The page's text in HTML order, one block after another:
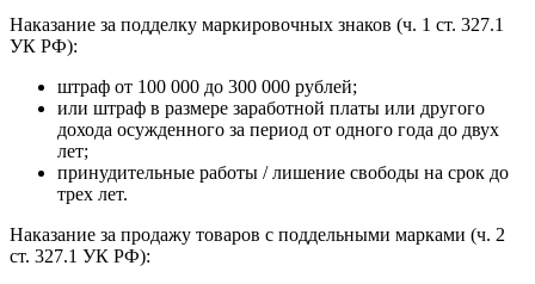
Наказание за подделку маркировочных знаков (ч. 1 ст. 327.1
УК РФ):
штраф от 100 000 до 300 000 рублей;
или штраф в размере заработной платы или другого
дохода осужденного за период от одного года до двух
лет;
принудительные работы / лишение свободы на срок до
трех лет.
Наказание за продажу товаров с поддельными марками (ч. 2
ст. 327.1 УК РФ):